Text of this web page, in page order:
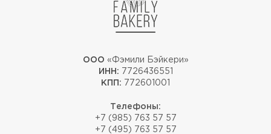
ООО «Фэмили Бэйкери»
ИНН: 7726436551
КПП: 772601001
Телефоны:
+7 (985) 763 57 57
+7 (495) 763 57 57